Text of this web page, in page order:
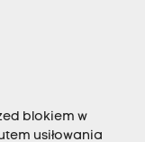
blokiem w
usiłowania